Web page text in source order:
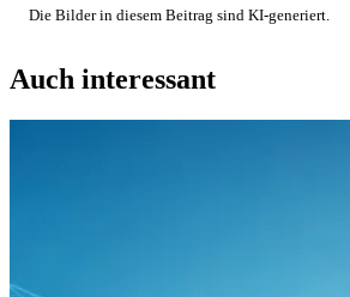
Die Bilder in diesem Beitrag sind KI-generiert.
Auch interessant